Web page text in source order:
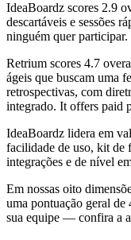
IdeaBoardz scores 2.9
descartáveis e sessões
ninguém quer
Retrium scores 4.7
ágeis que buscam uma
retrospectivas, com
integrado. It offers paid
IdeaBoardz lidera em
facilidade de uso, kit de
integrações e de nível
Em nossas oito
uma pontuação geral de
sua equipe — confira a